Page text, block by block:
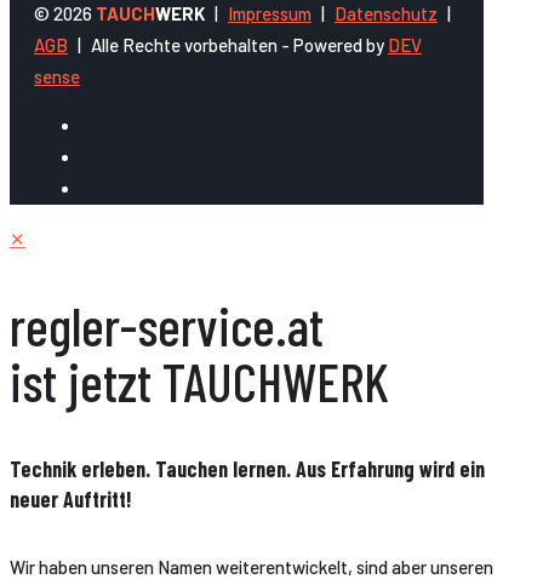
© 2026 TAUCHWERK | Impressum | Datenschutz |
AGB | Alle Rechte vorbehalten - Powered by DEV
sense
✕
regler-service.at
ist jetzt TAUCHWERK
Technik erleben. Tauchen lernen. Aus Erfahrung wird ein
neuer Auftritt!
Wir haben unseren Namen weiterentwickelt, sind aber unseren